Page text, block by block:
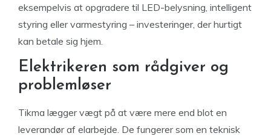
eksempelvis at opgradere til LED-belysning, intelligent
styring eller varmestyring – investeringer, der hurtigt
kan betale sig hjem.
Elektrikeren som rådgiver og
problemløser
Tikma lægger vægt på at være mere end blot en
leverandør af elarbejde. De fungerer som en teknisk